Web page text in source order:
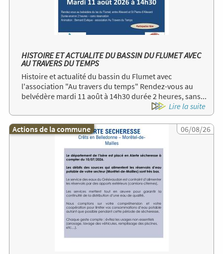
HISTOIRE ET ACTUALITE DU BASSIN DU FLUMET AVEC
AU TRAVERS DU TEMPS
Histoire et actualité du bassin du Flumet avec
l'association "Au travers du temps" Rendez-vous au
belvédère mardi 11 août à 14h30 durée 2 heures, sans...
Lire la suite
Image
Actions de la commune 06/08/26